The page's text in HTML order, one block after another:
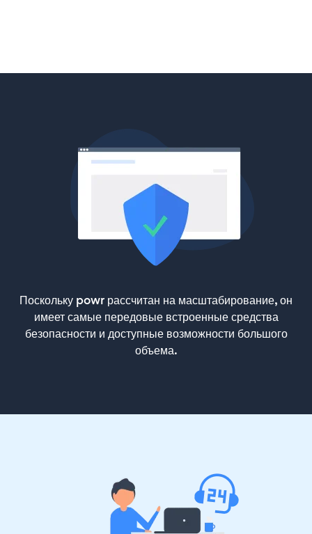
Поскольку powr рассчитан на масштабирование, он
имеет самые передовые встроенные средства
безопасности и доступные возможности большого
объема.